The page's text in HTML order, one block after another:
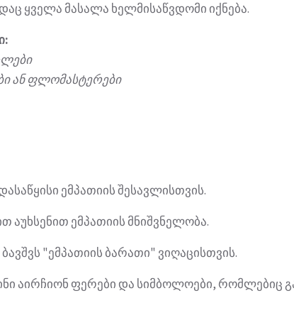
ყველა მასალა ხელმისაწვდომი იქნება.
ან ფლომასტერები
ემპათიის შესავლისთვის.
აუხსენით ემპათიის მნიშვნელობა.
"ემპათიის ბარათი" ვიღაცისთვის.
აირჩიონ ფერები და სიმბოლოები, რომლებიც